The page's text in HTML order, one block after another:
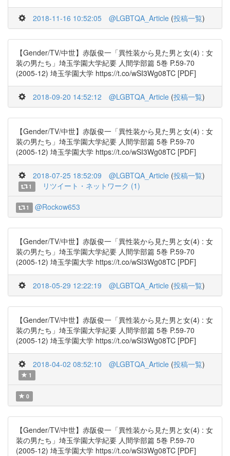
2018-11-16 10:52:05 @LGBTQA_Article (投稿一覧)
【Gender/TV/中世】赤阪俊一「異性装から見た男と女(4) : 女
装の男たち」埼玉学園大学紀要 人間学部篇 5巻 P.59-70
(2005-12) 埼玉学園大学 https://t.co/wSI3Wg08TC [PDF]
2018-09-20 14:52:12 @LGBTQA_Article (投稿一覧)
【Gender/TV/中世】赤阪俊一「異性装から見た男と女(4) : 女
装の男たち」埼玉学園大学紀要 人間学部篇 5巻 P.59-70
(2005-12) 埼玉学園大学 https://t.co/wSI3Wg08TC [PDF]
2018-07-25 18:52:09 @LGBTQA_Article (投稿一覧)
1 リツイート・ネットワーク (1)
1 @Rockow653
【Gender/TV/中世】赤阪俊一「異性装から見た男と女(4) : 女
装の男たち」埼玉学園大学紀要 人間学部篇 5巻 P.59-70
(2005-12) 埼玉学園大学 https://t.co/wSI3Wg08TC [PDF]
2018-05-29 12:22:19 @LGBTQA_Article (投稿一覧)
【Gender/TV/中世】赤阪俊一「異性装から見た男と女(4) : 女
装の男たち」埼玉学園大学紀要 人間学部篇 5巻 P.59-70
(2005-12) 埼玉学園大学 https://t.co/wSI3Wg08TC [PDF]
2018-04-02 08:52:10 @LGBTQA_Article (投稿一覧)
1
0
【Gender/TV/中世】赤阪俊一「異性装から見た男と女(4) : 女
装の男たち」埼玉学園大学紀要 人間学部篇 5巻 P.59-70
(2005-12) 埼玉学園大学 https://t.co/wSI3Wg08TC [PDF]